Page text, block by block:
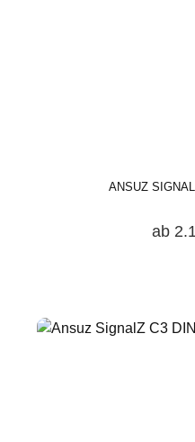
ANSUZ
ab